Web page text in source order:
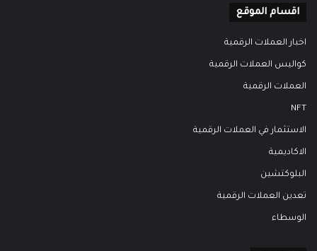
اقسام الموقع
اخبار العملات الرقمية
كواليس العملات الرقمية
العملات الرقمية
NFT
الاستثمار في العملات الرقمية
الاكاديمية
البلوكتشين
تعدين العملات الرقمية
الوسطاء